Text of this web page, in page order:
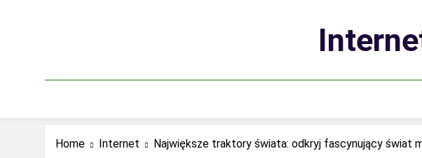
Home Internet Największe traktory świata: odkryj fascynujący świat